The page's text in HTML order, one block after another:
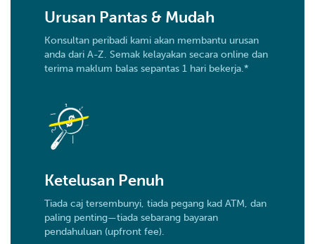
Urusan Pantas & Mudah
Konsultan peribadi kami akan membantu urusan
anda dari A-Z. Semak kelayakan secara online dan
terima maklum balas sepantas 1 hari bekerja.*
Ketelusan Penuh
Tiada caj tersembunyi, tiada pegang kad ATM, dan
paling penting—tiada sebarang bayaran
pendahuluan (upfront fee).